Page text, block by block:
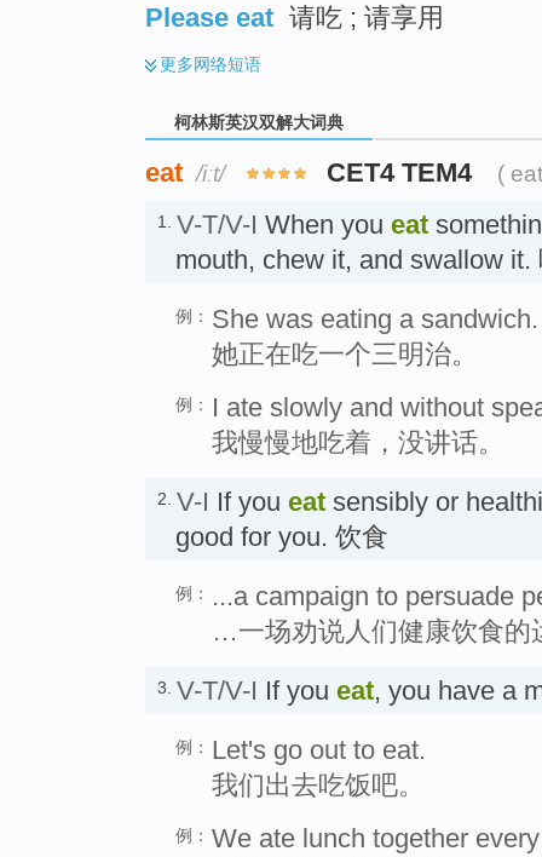
Please eat 请吃 ; 请享用
更多网络短语
柯林斯英汉双解大词典
eat /iːt/ CET4 TEM4 (
1. V-T/V-I When you eat
mouth, chew it, and swallow it.
例： She was eating a sandwich.
她正在吃一个三明治。
例：
I ate slowly and without
我慢慢地吃着，没讲话。
2. V-I If you eat sensibly or
good for you. 饮食
例：
...a campaign to persuade
…一场劝说人们健康饮食的
3. V-T/V-I If you eat, you have a
例： Let's go out to eat.
我们出去吃饭吧。
例： We ate lunch together